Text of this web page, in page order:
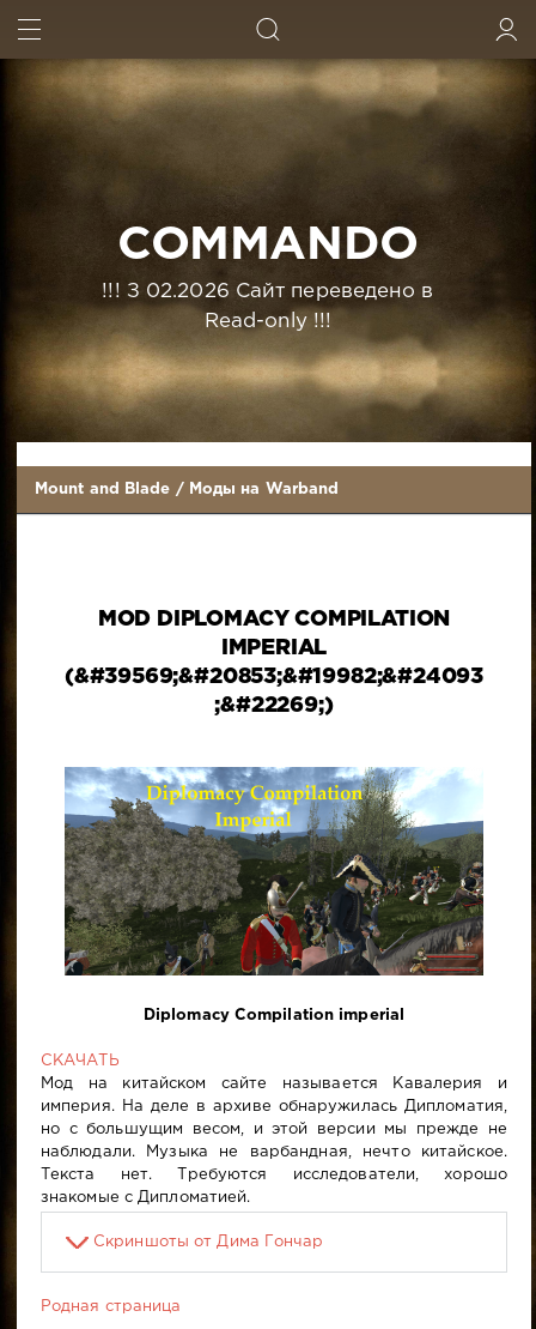
COMMANDO
!!! З 02.2026 Сайт переведено в
Read-only !!!
Mount and Blade / Моды на Warband
MOD DIPLOMACY COMPILATION
IMPERIAL
(&#39569;&#20853;&#19982;&#24093
;&#22269;)
Diplomacy Compilation imperial
СКАЧАТЬ
Мод на китайском сайте называется Кавалерия и
империя. На деле в архиве обнаружилась Дипломатия,
но с большущим весом, и этой версии мы прежде не
наблюдали. Музыка не варбандная, нечто китайское.
Текста нет. Требуются исследователи, хорошо
знакомые с Дипломатией.
Скриншоты от Дима Гончар
Родная страница